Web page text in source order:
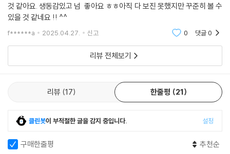
것 같아요. 생동감있고 넘 좋아요 ㅎㅎ아직 다 보진 못했지만 꾸준히 볼 수
있을 것 같네요 !! ^^
f******a 2025.04.27. 신고 0 댓글0
리뷰 전체보기
리뷰 17 한줄평 21
클린봇이 부적절한 글을 감지 중입니다. 설정
구매한줄평 추천순